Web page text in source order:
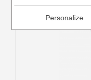
Personalize